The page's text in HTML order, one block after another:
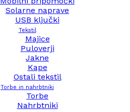
Solarne naprave
USB ključki
Tekstil
Majice
Puloverji
Jakne
Kape
Ostali tekstil
Torbe in nahrbtniki
Torbe
Nahrbtniki